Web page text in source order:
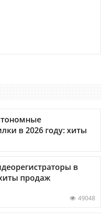
в 2026 году: хиты
в
продаж
49048